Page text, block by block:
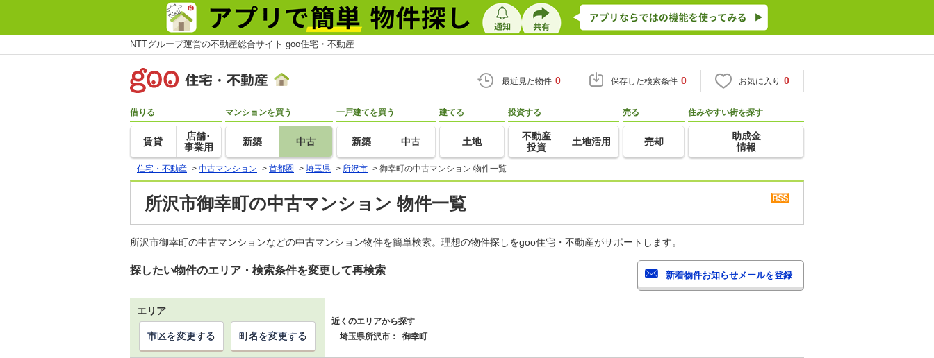
NTTグループ運営の不動産総合サイト goo住宅・不動産
最近見た物件 0 保存した検索条件 0 お気に入り 0
借りる
賃貸
店舗･
事業用
マンションを買う
新築 中古
一戸建てを買う
新築 中古
建てる
土地
投資する
不動産
投資
土地活用
売る
売却
住みやすい街を探す
助成金
情報
住宅・不動産 > 中古マンション > 首都圏 > 埼玉県 > 所沢市 > 御幸町の中古マンション 物件一覧
所沢市御幸町の中古マンション 物件一覧
所沢市御幸町の中古マンションなどの中古マンション物件を簡単検索。理想の物件探しをgoo住宅・不動産がサポートします。
探したい物件のエリア・検索条件を変更して再検索
エリア
近くのエリアから探す
埼玉県所沢市：
御幸町
市区を変更する 町名を変更する